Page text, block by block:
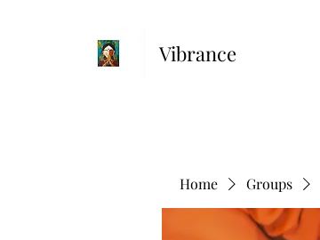
Vibrance
Home Groups